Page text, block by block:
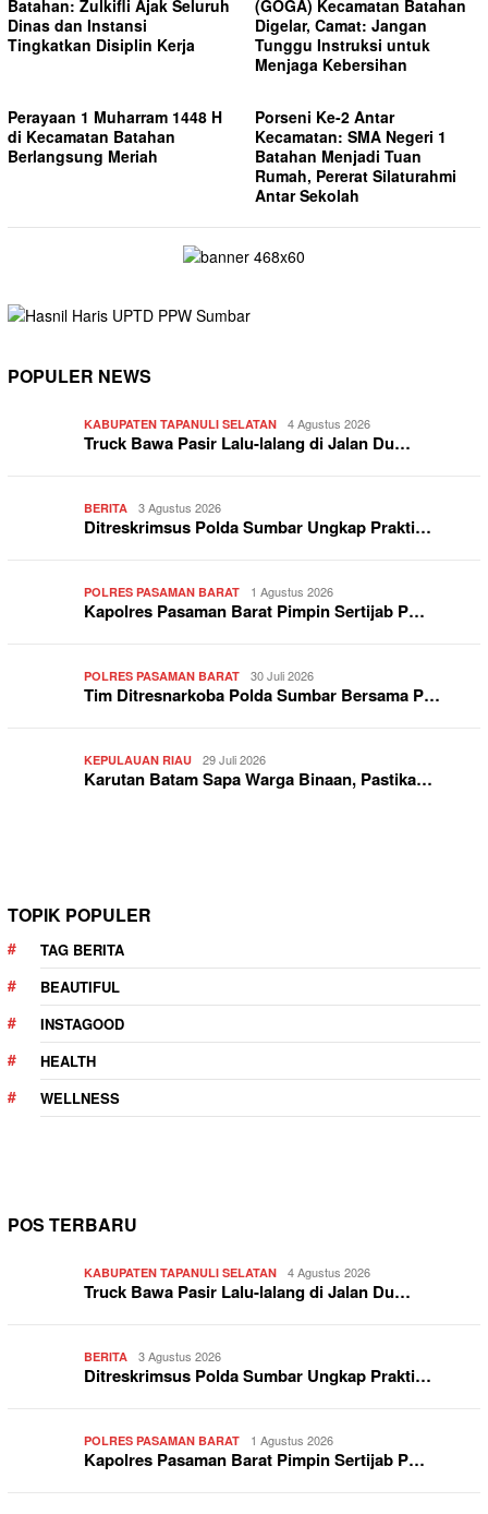
Batahan: Zulkifli Ajak Seluruh
Dinas dan Instansi
Tingkatkan Disiplin Kerja
(GOGA) Kecamatan Batahan
Digelar, Camat: Jangan
Tunggu Instruksi untuk
Menjaga Kebersihan
Perayaan 1 Muharram 1448 H
di Kecamatan Batahan
Berlangsung Meriah
Porseni Ke-2 Antar
Kecamatan: SMA Negeri 1
Batahan Menjadi Tuan
Rumah, Pererat Silaturahmi
Antar Sekolah
POPULER NEWS
KABUPATEN TAPANULI SELATAN 4 Agustus 2026
Truck Bawa Pasir Lalu-lalang di Jalan Du…
BERITA 3 Agustus 2026
Ditreskrimsus Polda Sumbar Ungkap Prakti…
POLRES PASAMAN BARAT 1 Agustus 2026
Kapolres Pasaman Barat Pimpin Sertijab P…
POLRES PASAMAN BARAT 30 Juli 2026
Tim Ditresnarkoba Polda Sumbar Bersama P…
KEPULAUAN RIAU 29 Juli 2026
Karutan Batam Sapa Warga Binaan, Pastika…
TOPIK POPULER
TAG BERITA
BEAUTIFUL
INSTAGOOD
HEALTH
WELLNESS
POS TERBARU
KABUPATEN TAPANULI SELATAN 4 Agustus 2026
Truck Bawa Pasir Lalu-lalang di Jalan Du…
BERITA 3 Agustus 2026
Ditreskrimsus Polda Sumbar Ungkap Prakti…
POLRES PASAMAN BARAT 1 Agustus 2026
Kapolres Pasaman Barat Pimpin Sertijab P…